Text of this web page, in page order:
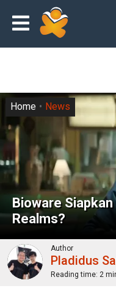
Bioware
Realms?
Home News
Author
Pladidus
Reading time: 2